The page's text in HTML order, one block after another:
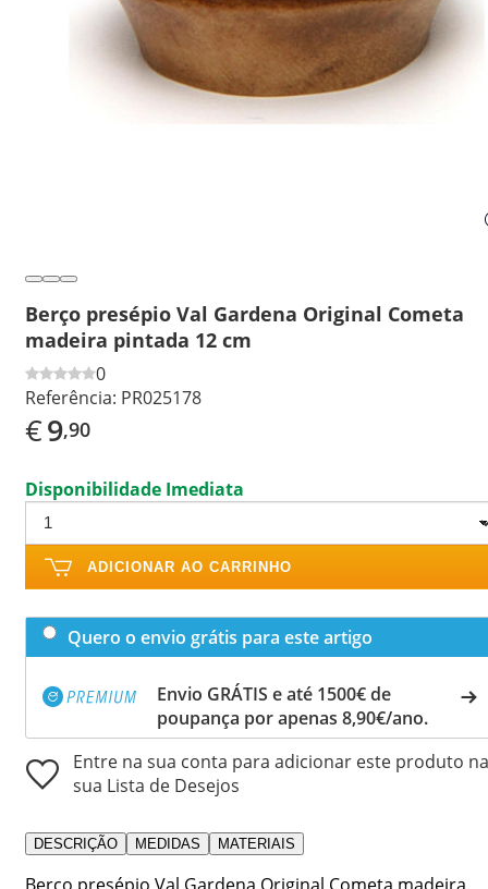
Berço presépio Val Gardena Original Cometa
madeira pintada 12 cm
0
Referência: PR025178
€9,90
Disponibilidade Imediata
ADICIONAR AO CARRINHO
Quero o envio grátis para este artigo
Envio GRÁTIS e até 1500€ de
poupança por apenas 8,90€/ano.
Entre na sua conta para adicionar este produto na
sua Lista de Desejos
DESCRIÇÃO MEDIDAS MATERIAIS